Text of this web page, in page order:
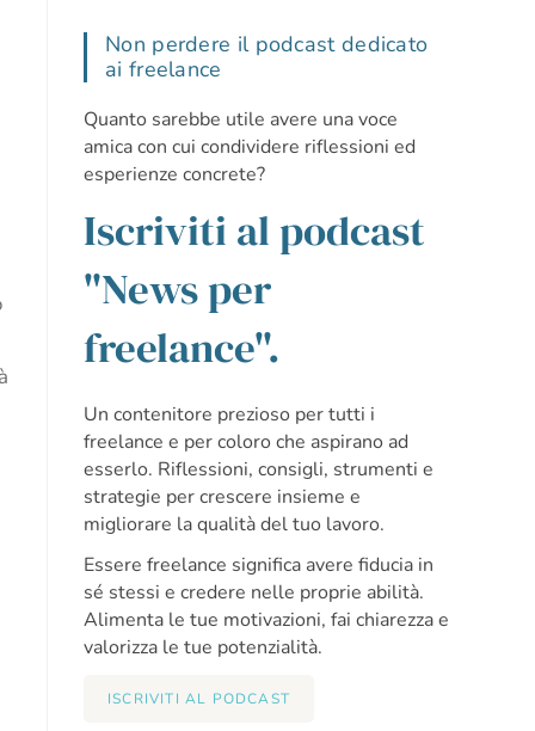
Non perdere il podcast dedicato
ai freelance
Quanto sarebbe utile avere una voce
amica con cui condividere riflessioni ed
esperienze concrete?
Iscriviti al podcast
"News per
freelance".
Un contenitore prezioso per tutti i
freelance e per coloro che aspirano ad
esserlo. Riflessioni, consigli, strumenti e
strategie per crescere insieme e
migliorare la qualità del tuo lavoro.
Essere freelance significa avere fiducia in
sé stessi e credere nelle proprie abilità.
Alimenta le tue motivazioni, fai chiarezza e
valorizza le tue potenzialità.
ISCRIVITI AL PODCAST